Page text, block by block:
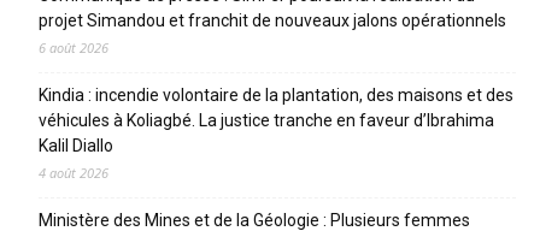
projet Simandou et franchit de nouveaux jalons opérationnels
6 août 2026
Kindia : incendie volontaire de la plantation, des maisons et des
véhicules à Koliagbé. La justice tranche en faveur d’Ibrahima
Kalil Diallo
4 août 2026
Ministère des Mines et de la Géologie : Plusieurs femmes